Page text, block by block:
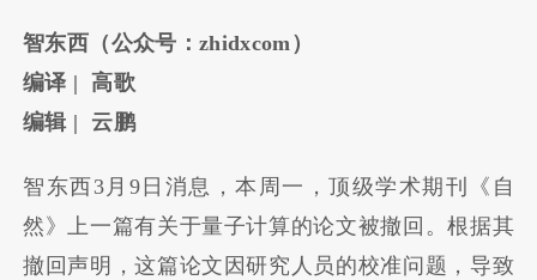
智东西（公众号： zhidxcom ）
编译 |
高歌
编辑| 云鹏
智东西3月9日消息，本周一，顶级学术期刊《自
然》上一篇有关于量子计算的论文被撤回。根据其
撤回声明，这篇论文因研究人员的校准问题，导致